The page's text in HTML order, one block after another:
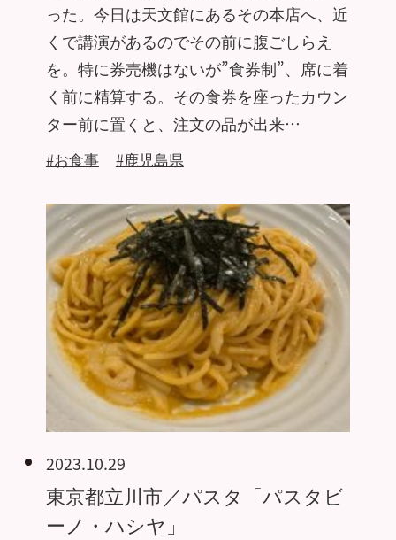
った。今日は天文館にあるその本店へ、近
くで講演があるのでその前に腹ごしらえ
を。特に券売機はないが”食券制”、席に着
く前に精算する。その食券を座ったカウン
ター前に置くと、注文の品が出来…
#お食事 #鹿児島県
2023.10.29
東京都立川市／パスタ「パスタビ
ーノ・ハシヤ」